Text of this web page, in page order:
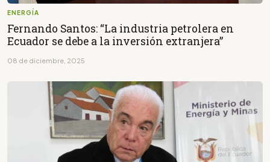
ENERGÍA
Fernando Santos: “La industria petrolera en
Ecuador se debe a la inversión extranjera”
08 de diciembre, 2025